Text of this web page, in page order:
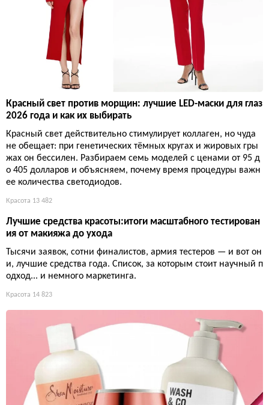
Красный свет против морщин: лучшие LED-маски для глаз
2026 года и как их выбирать
Красный свет действительно стимулирует коллаген, но чуда
не обещает: при генетических тёмных кругах и жировых гры
жах он бессилен. Разбираем семь моделей с ценами от 95 д
о 405 долларов и объясняем, почему время процедуры важн
ее количества светодиодов.
Красота 13 482
Лучшие средства красоты:итоги масштабного тестирован
ия от макияжа до ухода
Тысячи заявок, сотни финалистов, армия тестеров — и вот он
и, лучшие средства года. Список, за которым стоит научный п
одход... и немного маркетинга.
Красота 14 823